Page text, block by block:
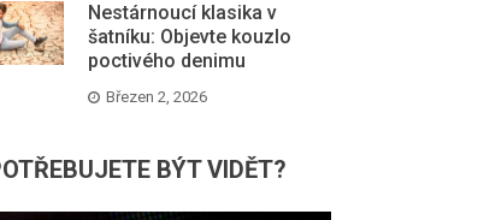
Nestárnoucí klasika v
šatníku: Objevte kouzlo
poctivého denimu
Březen 2, 2026
BÝT VIDĚT?